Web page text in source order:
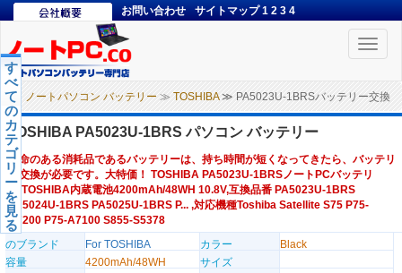
お問い合わせ サイトマップ 1 2 3 4
Toggle
ノートパソコン バッテリー ≫ TOSHIBA≫ PA5023U-1BRSバッテリー交換
す
べ
て
の
カ
テ
ゴ
リ
ー
を
見
る
TOSHIBA PA5023U-1BRS パソコン バッテリー
寿命のある消耗品であるバッテリーは、持ち時間が短くなってきたら、バッテリ
ー交換が必要です。大特価！ TOSHIBA PA5023U-1BRSノートPCバッテリ
ー,TOSHIBA内蔵電池4200mAh/48WH 10.8V,互換品番 PA5023U-1BRS
PA5024U-1BRS PA5025U-1BRS P... ,対応機種Toshiba Satellite S75 P75-
A7200 P75-A7100 S855-S5378
のブランド
For TOSHIBA カラー
Black
容量
4200mAh/48WH
サイズ